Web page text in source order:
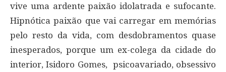
vive uma ardente paixão idolatrada e sufocante.
Hipnótica paixão que vai carregar em memórias
pelo resto da vida, com desdobramentos quase
inesperados, porque um ex-colega da cidade do
interior, Isidoro Gomes, psicoavariado, obsessivo